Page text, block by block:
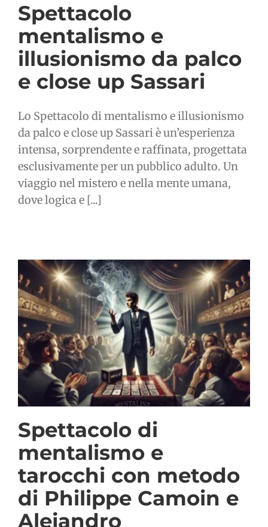
Spettacolo
mentalismo e
illusionismo da palco
e close up Sassari
Lo Spettacolo di mentalismo e illusionismo
da palco e close up Sassari è un’esperienza
intensa, sorprendente e raffinata, progettata
esclusivamente per un pubblico adulto. Un
viaggio nel mistero e nella mente umana,
dove logica e [...]
Spettacolo di
mentalismo e
tarocchi con metodo
di Philippe Camoin e
Alejandro